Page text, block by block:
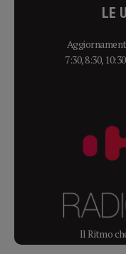
LE
7:30, 8:30,
Il Ritmo